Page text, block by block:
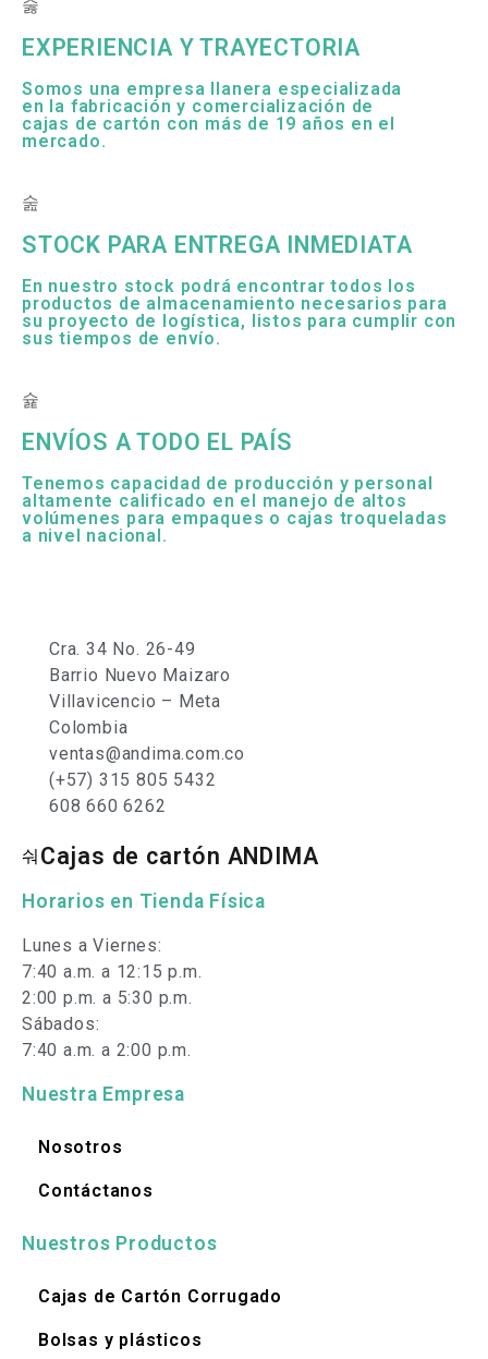
EXPERIENCIA Y TRAYECTORIA
Somos una empresa llanera especializada
en la fabricación y comercialización de
cajas de cartón con más de 19 años en el
mercado.
STOCK PARA ENTREGA INMEDIATA
En nuestro stock podrá encontrar todos los
productos de almacenamiento necesarios para
su proyecto de logística, listos para cumplir con
sus tiempos de envío.
ENVÍOS A TODO EL PAÍS
Tenemos capacidad de producción y personal
altamente calificado en el manejo de altos
volúmenes para empaques o cajas troqueladas
a nivel nacional.
Cra. 34 No. 26-49
Barrio Nuevo Maizaro
Villavicencio – Meta
Colombia
ventas@andima.com.co
(+57) 315 805 5432
608 660 6262
Cajas de cartón ANDIMA
Horarios en Tienda Física
Lunes a Viernes:
7:40 a.m. a 12:15 p.m.
2:00 p.m. a 5:30 p.m.
Sábados:
7:40 a.m. a 2:00 p.m.
Nuestra Empresa
Nosotros
Contáctanos
Nuestros Productos
Cajas de Cartón Corrugado
Bolsas y plásticos